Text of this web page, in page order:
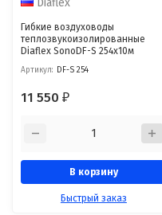
Diaflex
Гибкие воздуховоды
теплозвукоизолированные
Diaflex SonoDF-S 254х10м
Артикул: DF-S 254
11 550₽
В корзину
Быстрый заказ